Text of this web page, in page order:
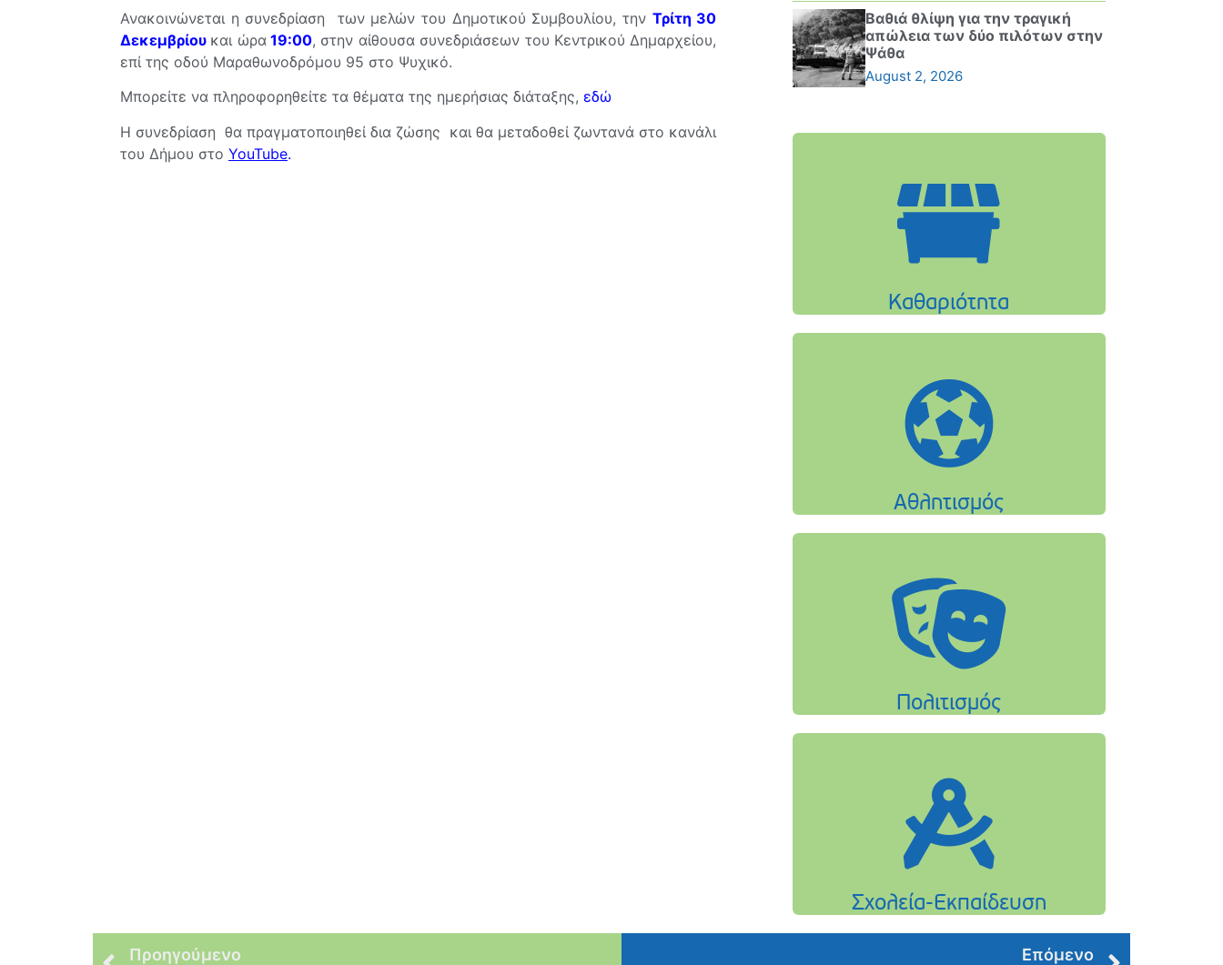
Ανακοινώνεται η συνεδρίαση των μελών του Δημοτικού Συμβουλίου, την Τρίτη 30
Δεκεμβρίου και ώρα19:00, στην αίθουσα συνεδριάσεων του Κεντρικού Δημαρχείου,
επί της οδού Μαραθωνοδρόμου 95 στο Ψυχικό.
Μπορείτε να πληροφορηθείτε τα θέματα της ημερήσιας διάταξης, εδώ
Η συνεδρίαση θα πραγματοποιηθεί δια ζώσης και θα μεταδοθεί ζωντανά στο κανάλι
του Δήμου στο YouTube.
Βαθιά θλίψη για την τραγική
απώλεια των δύο πιλότων στην
Ψάθα
August 2, 2026
Προηγούμενο Επόμενο